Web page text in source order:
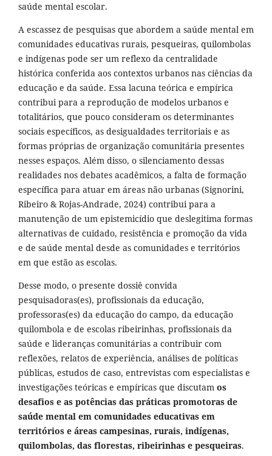
saúde mental escolar.
A escassez de pesquisas que abordem a saúde mental em
comunidades educativas rurais, pesqueiras, quilombolas
e indígenas pode ser um reflexo da centralidade
histórica conferida aos contextos urbanos nas ciências da
educação e da saúde. Essa lacuna teórica e empírica
contribui para a reprodução de modelos urbanos e
totalitários, que pouco consideram os determinantes
sociais específicos, as desigualdades territoriais e as
formas próprias de organização comunitária presentes
nesses espaços. Além disso, o silenciamento dessas
realidades nos debates acadêmicos, a falta de formação
específica para atuar em áreas não urbanas (Signorini,
Ribeiro & Rojas-Andrade, 2024) contribui para a
manutenção de um epistemicídio que deslegitima formas
alternativas de cuidado, resistência e promoção da vida
e de saúde mental desde as comunidades e territórios
em que estão as escolas.
Desse modo, o presente dossiê convida
pesquisadoras(es), profissionais da educação,
professoras(es) da educação do campo, da educação
quilombola e de escolas ribeirinhas, profissionais da
saúde e lideranças comunitárias a contribuir com
reflexões, relatos de experiência, análises de políticas
públicas, estudos de caso, entrevistas com especialistas e
investigações teóricas e empíricas que discutam os
desafios e as potências das práticas promotoras de
saúde mental em comunidades educativas em
territórios e áreas campesinas, rurais, indígenas,
quilombolas, das florestas, ribeirinhas e pesqueiras.